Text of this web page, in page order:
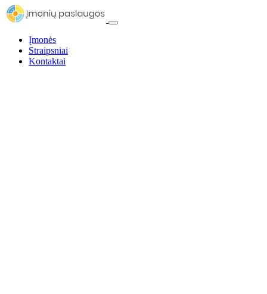
Įmonės
Straipsniai
Kontaktai